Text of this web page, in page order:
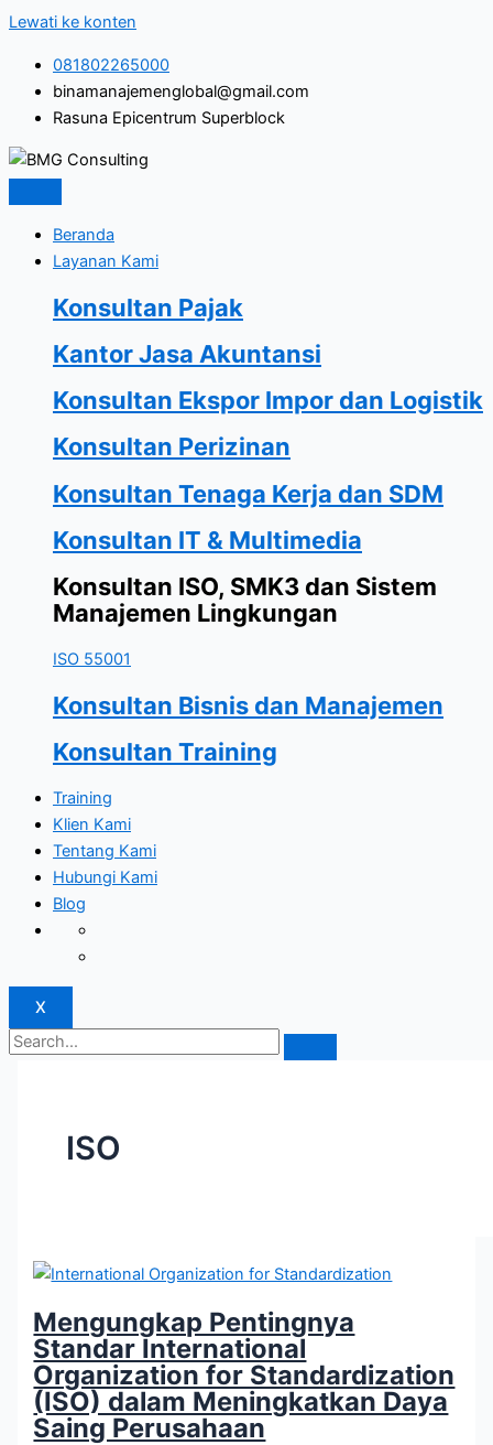
Lewati ke konten
081802265000
binamanajemenglobal@gmail.com
Rasuna Epicentrum Superblock
Beranda
Layanan Kami
Konsultan Pajak
Kantor Jasa Akuntansi
Konsultan Ekspor Impor dan Logistik
Konsultan Perizinan
Konsultan Tenaga Kerja dan SDM
Konsultan IT & Multimedia
Konsultan ISO, SMK3 dan Sistem
Manajemen Lingkungan
ISO 55001
Konsultan Bisnis dan Manajemen
Konsultan Training
Training
Klien Kami
Tentang Kami
Hubungi Kami
Blog
X
ISO
Mengungkap Pentingnya
Standar International
Organization for Standardization
(ISO) dalam Meningkatkan Daya
Saing Perusahaan